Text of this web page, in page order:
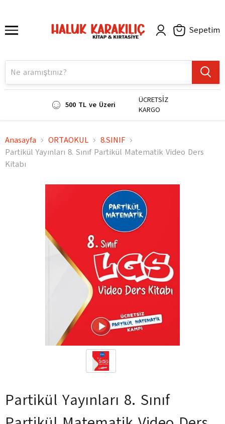
Sepetim
500 TL ve Üzeri
ÜCRETSİZ
KARGO
Anasayfa ORTAOKUL
8.SINIF
Partikül Yayınları 8. Sınıf Partikül Matematik Video Ders
Kitabı
Partikül Yayınları 8. Sınıf